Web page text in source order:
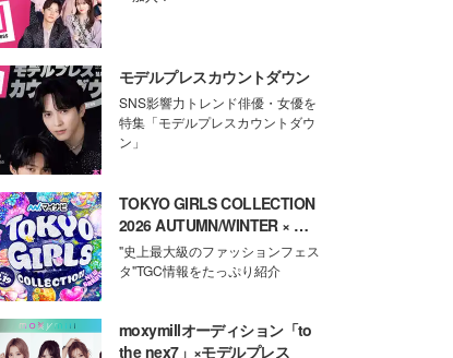
モデルプレスカウントダウン
SNS影響力トレンド俳優・女優を
特集「モデルプレスカウントダウ
ン」
TOKYO GIRLS COLLECTION
2026 AUTUMN/WINTER × モ
デルプレス
"史上最大級のファッションフェス
タ"TGC情報をたっぷり紹介
moxymillオーディション「to
the nex7」×モデルプレス